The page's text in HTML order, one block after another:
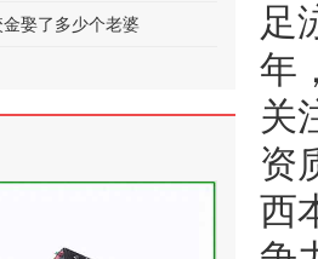
足
年
关
资
西
娶了多少个老婆